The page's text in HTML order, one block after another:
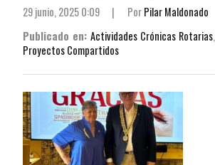
29 junio, 2025 0:09 | PorPilar Maldonado
Publicado en: Actividades Crónicas Rotarias,
Proyectos Compartidos